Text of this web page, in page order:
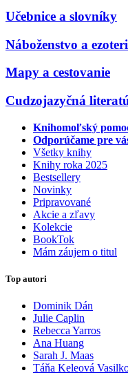
Učebnice a slovníky
Náboženstvo a
Mapy a cestovanie
Cudzojazyčná
Knihomoľský
Odporúčame pre
Všetky knihy
Knihy roka 2025
Bestsellery
Novinky
Pripravované
Akcie a zľavy
Kolekcie
BookTok
Mám záujem o titul
Top autori
Dominik Dán
Julie Caplin
Rebecca Yarros
Ana Huang
Sarah J. Maas
Táňa Keleová